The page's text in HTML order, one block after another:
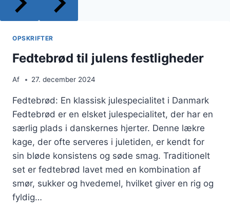
OPSKRIFTER
Fedtebrød til julens festligheder
Af 27. december 2024
Fedtebrød: En klassisk julespecialitet i Danmark
Fedtebrød er en elsket julespecialitet, der har en
særlig plads i danskernes hjerter. Denne lækre
kage, der ofte serveres i juletiden, er kendt for
sin bløde konsistens og søde smag. Traditionelt
set er fedtebrød lavet med en kombination af
smør, sukker og hvedemel, hvilket giver en rig og
fyldig…